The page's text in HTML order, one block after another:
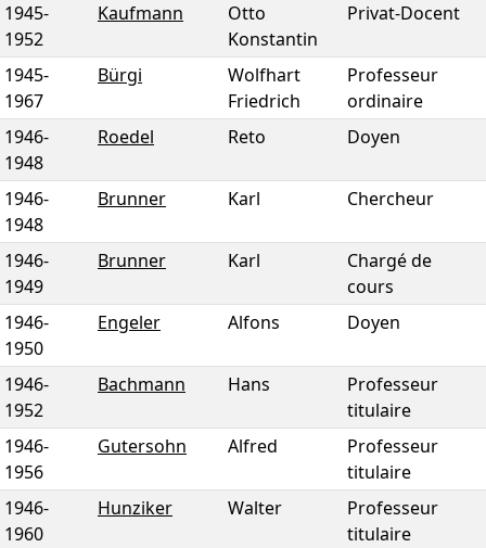
1945-
1952
Kaufmann
Otto
Konstantin
Privat-Docent
1945-
1967
Bürgi
Wolfhart
Friedrich
Professeur
ordinaire
1946-
1948
Roedel Reto Doyen
1946-
1948
Brunner Karl Chercheur
1946-
1949
Brunner Karl
Chargé de
cours
1946-
1950
Engeler Alfons Doyen
1946-
1952
Bachmann Hans
Professeur
titulaire
1946-
1956
Gutersohn Alfred
Professeur
titulaire
1946-
1960
Hunziker Walter
Professeur
titulaire